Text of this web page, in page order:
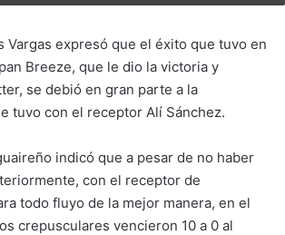
Vargas expresó que el éxito que tuvo en
Breeze, que le dio la victoria y
se debió en gran parte a la
tuvo con el receptor Alí Sánchez.
indicó que a pesar de no haber
con el receptor de
todo fluyo de la mejor manera, en el
crepusculares vencieron 10 a 0 al